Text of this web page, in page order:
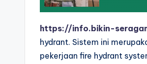
https://info.bikin-
hydrant. Sistem ini
pekerjaan fire hydrant